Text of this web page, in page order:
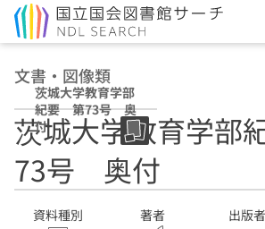
文書・図像類
茨城大学教育学部
紀要 第73号 奥
付
茨城大学教育学
73号 奥付
資料種別 著者 出版者